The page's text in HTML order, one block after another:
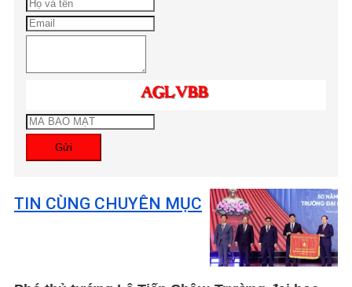
Gửi
TIN CÙNG CHUYÊN MỤC